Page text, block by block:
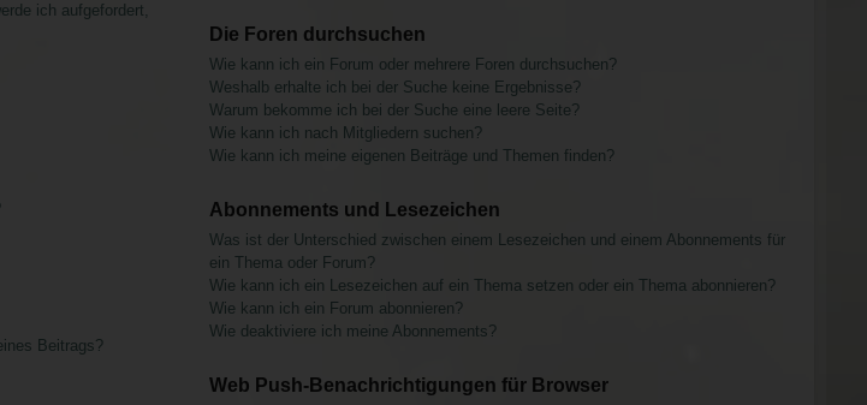
ich aufgefordert,
Beitrags?
Die Foren durchsuchen
Wie kann ich ein Forum oder mehrere Foren durchsuchen?
Weshalb erhalte ich bei der Suche keine Ergebnisse?
Warum bekomme ich bei der Suche eine leere Seite?
Wie kann ich nach Mitgliedern suchen?
Wie kann ich meine eigenen Beiträge und Themen finden?
Abonnements und Lesezeichen
Was ist der Unterschied zwischen einem Lesezeichen und einem Abonnements für
ein Thema oder Forum?
Wie kann ich ein Lesezeichen auf ein Thema setzen oder ein Thema abonnieren?
Wie kann ich ein Forum abonnieren?
Wie deaktiviere ich meine Abonnements?
Web Push-Benachrichtigungen für Browser